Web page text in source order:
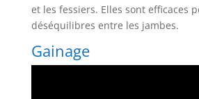
et les fessiers. Elles sont efficaces
déséquilibres entre les jambes.
Gainage